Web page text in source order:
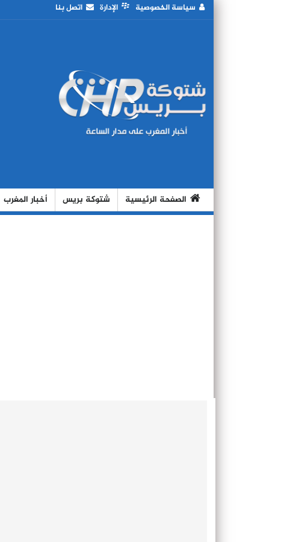
سياسة الخصوصية الإدارة اتصل بنا
الصفحة الرئيسية شتوكة بريس أخبار المغرب